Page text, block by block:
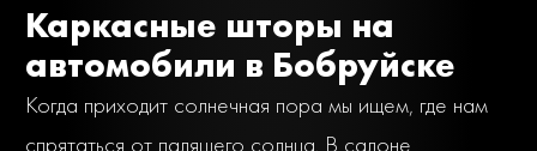
Каркасные шторы на
автомобили в Бобруйске
Когда приходит солнечная пора мы ищем, где нам
спрятаться от палящего солнца. В салоне